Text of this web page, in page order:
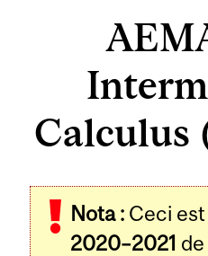
Calculus
Nota : Ceci
2020–2021
Related
Content